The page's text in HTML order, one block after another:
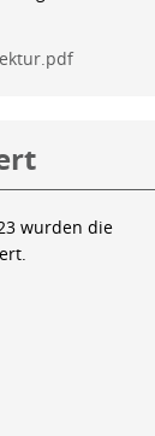
wurden die